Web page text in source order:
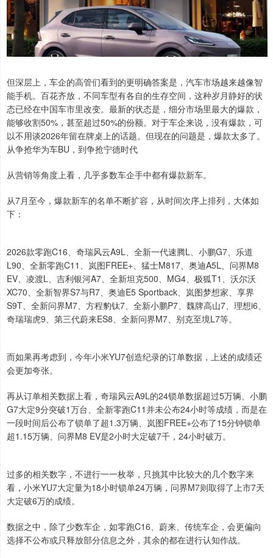
但深层上，车企的高管们看到的更明确答案是，汽车市场越来越像智
能手机。百花齐放，不同车型有各自的生存空间，这种岁月静好的状
态已经在中国车市里改变。最新的状态是，细分市场里最大的爆款，
能够收割50%，甚至超过50%的份额。对于车企来说，没有爆款，可
以不用谈2026年留在牌桌上的话题。但现在的问题是，爆款太多了。
从争抢华为车BU，到争抢宁德时代
从营销等角度上看，几乎多数车企手中都有爆款新车。
从7月至今，爆款新车的名单不断扩容，从时间次序上排列，大体如
下：
2026款零跑C16、奇瑞风云A9L、全新一代速腾L、小鹏G7、乐道
L90、全新零跑C11、岚图FREE+、猛士M817、奥迪A5L、问界M8
EV、凌渡L、吉利银河A7、全新坦克500、MG4、极狐T1、沃尔沃
XC70、全新智界S7与R7、奥迪E5 Sportback、岚图梦想家、享界
S9T、全新问界M7、方程豹钛7、全新小鹏P7、魏牌高山7、理想i6、
奇瑞瑞虎9、第三代蔚来ES8、全新问界M7、别克至境L7等。
而如果再考虑到，今年小米YU7创造纪录的订单数据，上述的成绩还
会更加夸张。
再从订单相关数据上看，奇瑞风云A9L的24锁单数据超过5万辆、小鹏
G7大定9分突破1万台、全新零跑C11并未公布24小时等成绩，而是在
一段时间后公布了锁单了超1.3万辆、岚图FREE+公布了15分钟锁单
超1.15万辆、问界M8 EV是2小时大定破7千，24小时破万。
过多的相关数字，不进行一一枚举，只挑其中比较大的几个数字来
看，小米YU7大定量为18小时锁单24万辆，问界M7则取得了上市7天
大定破6万的成绩。
数据之中，除了少数车企，如零跑C16、蔚来、传统车企，会更偏向
选择不公布或只释放部分信息之外，其余的都在进行认知作战。